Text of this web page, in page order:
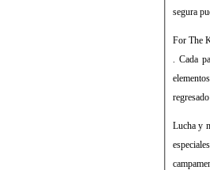
segura
For The
. Cada
Lucha y